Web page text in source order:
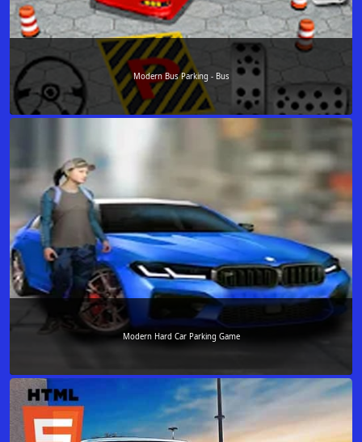
Modern Bus Parking - Bus
Modern Hard Car Parking Game